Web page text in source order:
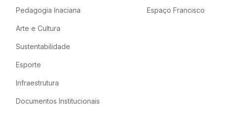
Pedagogia Inaciana
Arte e Cultura
Sustentabilidade
Esporte
Infraestrutura
Documentos Institucionais
Espaço Francisco